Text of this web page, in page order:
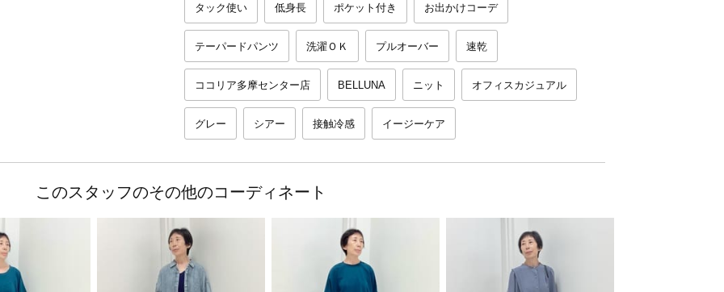
タック使い 低身長 ポケット付き お出かけコーデ
テーパードパンツ 洗濯ＯＫ プルオーバー 速乾
ココリア多摩センター店 BELLUNA ニット オフィスカジュアル
グレー シアー 接触冷感 イージーケア
このスタッフのその他のコーディネート